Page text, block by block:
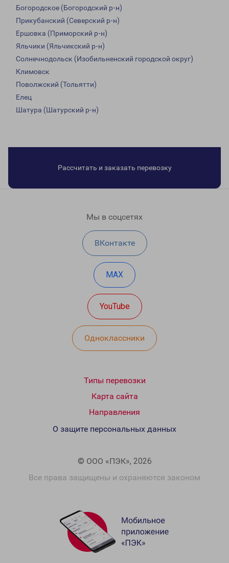
Богородское (Богородский р-н)
Прикубанский (Северский р-н)
Ершовка (Приморский р-н)
Яльчики (Яльчикский р-н)
Солнечнодольск (Изобильненский городской округ)
Климовск
Поволжский (Тольятти)
Елец
Шатура (Шатурский р-н)
Рассчитать и заказать перевозку
Мы в соцсетях
ВКонтакте
MAX
YouTube
Одноклассники
Типы перевозки
Карта сайта
Направления
© ООО «ПЭК», 2026
Все права защищены и охраняются законом
О защите персональных данных